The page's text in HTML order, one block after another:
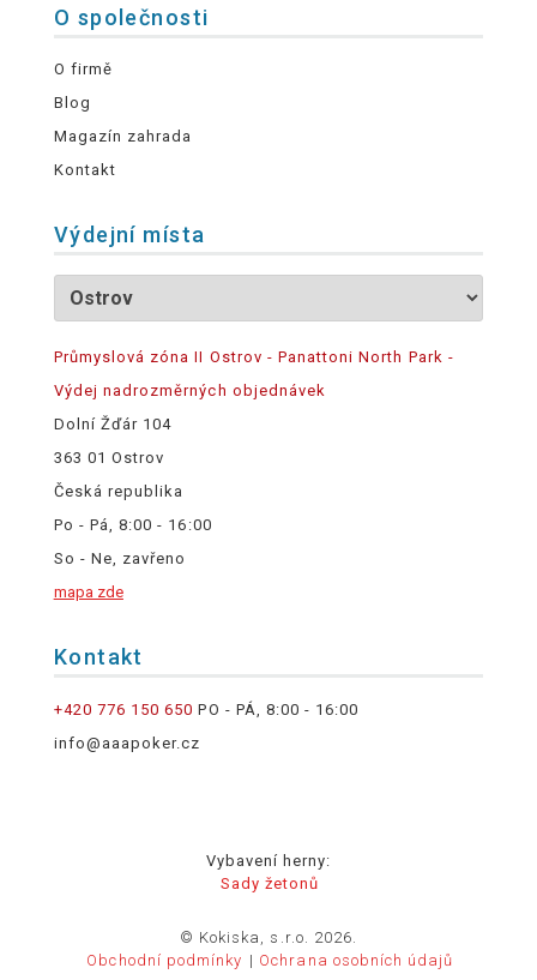
O společnosti
O firmě
Blog
Magazín zahrada
Kontakt
Výdejní místa
Průmyslová zóna II Ostrov - Panattoni North Park -
Výdej nadrozměrných objednávek
Dolní Žďár 104
363 01 Ostrov
Česká republika
Po - Pá, 8:00 - 16:00
So - Ne, zavřeno
mapa zde
Kontakt
+420 776 150 650 PO - PÁ, 8:00 - 16:00
info@aaapoker.cz
Vybavení herny:
Sady žetonů
© Kokiska, s.r.o. 2026.
Obchodní podmínky
Ochrana osobních údajů